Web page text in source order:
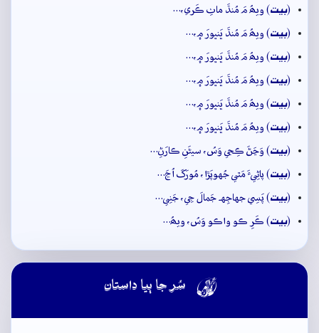
(بيت) ويھُ مَ مُنڌَ ماٺِ ڪَري،…
(بيت) ويھُ مَ مُنڌَ ڀَنڀورَ ۾،…
(بيت) ويھُ مَ مُنڌَ ڀَنڀورَ ۾،…
(بيت) ويھُ مَ مُنڌَ ڀَنڀورَ ۾،…
(بيت) ويھُ مَ مُنڌَ ڀَنڀورَ ۾،…
(بيت) ويھُ مَ مُنڌَ ڀَنڀورَ ۾،…
(بيت) وَڃَڻَ ڪِجي وَسُ، سيڻَنِ ڪارَڻِ…
(بيت) پاڻِيءَ مَٿي جُهوپَڙا، مُورَکَ اُڃَ…
(بيت) پَسِي جهاجِهہ جَمالَ جِي، جَنِي…
(بيت) ڪَرِ ڪو واڪو وَسُ، ويھُ…
 سُر جا ٻيا داستان